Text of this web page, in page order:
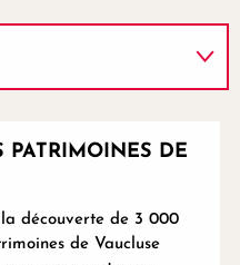
PATRIMOINES DE
découverte de 3 000
de Vaucluse